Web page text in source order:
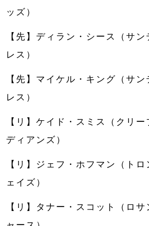
ッズ）
【先】ディラン・シース（サ
レス）
【先】マイケル・キング（サ
レス）
【リ】ケイド・スミス（クリ
ディアンズ）
【リ】ジェフ・ホフマン（ト
ェイズ）
【リ】タナー・スコット（ロ